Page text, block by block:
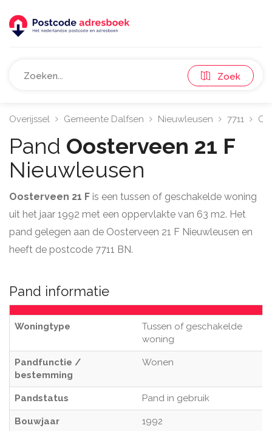
Zoek
Overijssel Gemeente Dalfsen Nieuwleusen 7711
Pand Oosterveen 21 F
Nieuwleusen
Oosterveen 21 F is een tussen of geschakelde woning
uit het jaar 1992 met een oppervlakte van 63 m2. Het
pand gelegen aan de Oosterveen 21 F Nieuwleusen en
heeft de postcode 7711 BN.
Pand informatie
Woningtype
Tussen of geschakelde
woning
Pandfunctie /
bestemming
Wonen
Pandstatus Pand in gebruik
Bouwjaar 1992